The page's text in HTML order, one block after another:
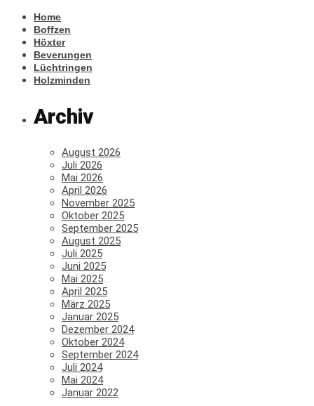
Home
Boffzen
Höxter
Beverungen
Lüchtringen
Holzminden
Archiv
August 2026
Juli 2026
Mai 2026
April 2026
November 2025
Oktober 2025
September 2025
August 2025
Juli 2025
Juni 2025
Mai 2025
April 2025
März 2025
Januar 2025
Dezember 2024
Oktober 2024
September 2024
Juli 2024
Mai 2024
Januar 2022